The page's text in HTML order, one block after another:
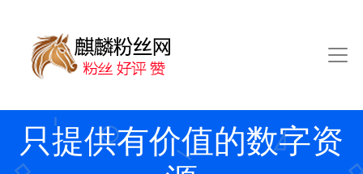
只提供有价值的数字资